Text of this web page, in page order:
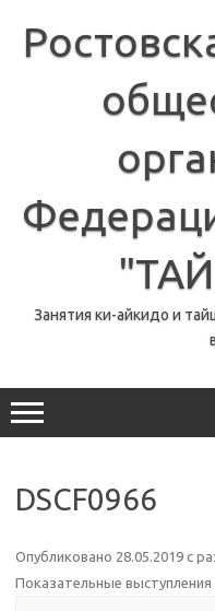
содержимому
Занятия ки-айкидо и
DSCF0966
Опубликовано 28.05.2019 с
Показательные выступления